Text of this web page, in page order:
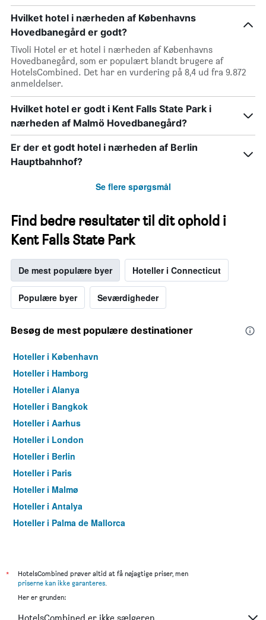
Hvilket hotel i nærheden af Københavns
Hovedbanegård er godt?
Tivoli Hotel er et hotel i nærheden af Københavns
Hovedbanegård, som er populært blandt brugere af
HotelsCombined. Det har en vurdering på 8,4 ud fra 9.872
anmeldelser.
Hvilket hotel er godt i Kent Falls State Park i
nærheden af Malmö Hovedbanegård?
Er der et godt hotel i nærheden af Berlin
Hauptbahnhof?
Se flere spørgsmål
Find bedre resultater til dit ophold i
Kent Falls State Park
De mest populære byer Hoteller i Connecticut
Populære byer Seværdigheder
Besøg de mest populære destinationer
Hoteller i København
Hoteller i Hamborg
Hoteller i Alanya
Hoteller i Bangkok
Hoteller i Aarhus
Hoteller i London
Hoteller i Berlin
Hoteller i Paris
Hoteller i Malmø
Hoteller i Antalya
Hoteller i Palma de Mallorca
Hoteller i Dubai
Hoteller i Maspalomas
*
HotelsCombined prøver altid at få nøjagtige priser, men
priserne kan ikke garanteres.
Her er grunden:
HotelsCombined er ikke sælgeren